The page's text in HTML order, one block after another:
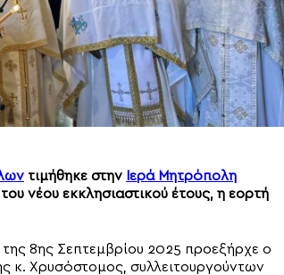
τιμήθηκε στην Ιερά Μητρόπολη
νέου εκκλησιαστικού έτους, η εορτή
8ης Σεπτεμβρίου 2025 προεξήρχε ο
κ. Χρυσόστομος, συλλειτουργούντων
Η αδυναμία της απιστίας